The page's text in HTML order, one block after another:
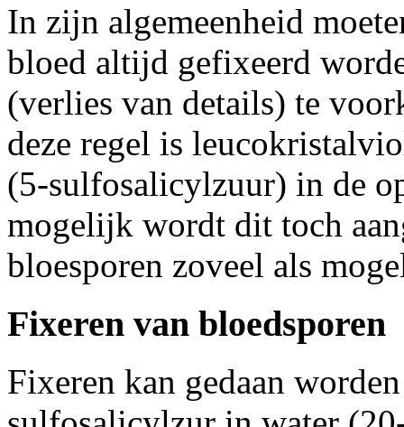
In zijn algemeenheid
bloed altijd gefixeerd
(verlies van details) te
deze regel is
(5-sulfosalicylzuur) in de
mogelijk wordt dit toch
bloesporen zoveel als
Fixeren van bloedsporen
Fixeren kan gedaan